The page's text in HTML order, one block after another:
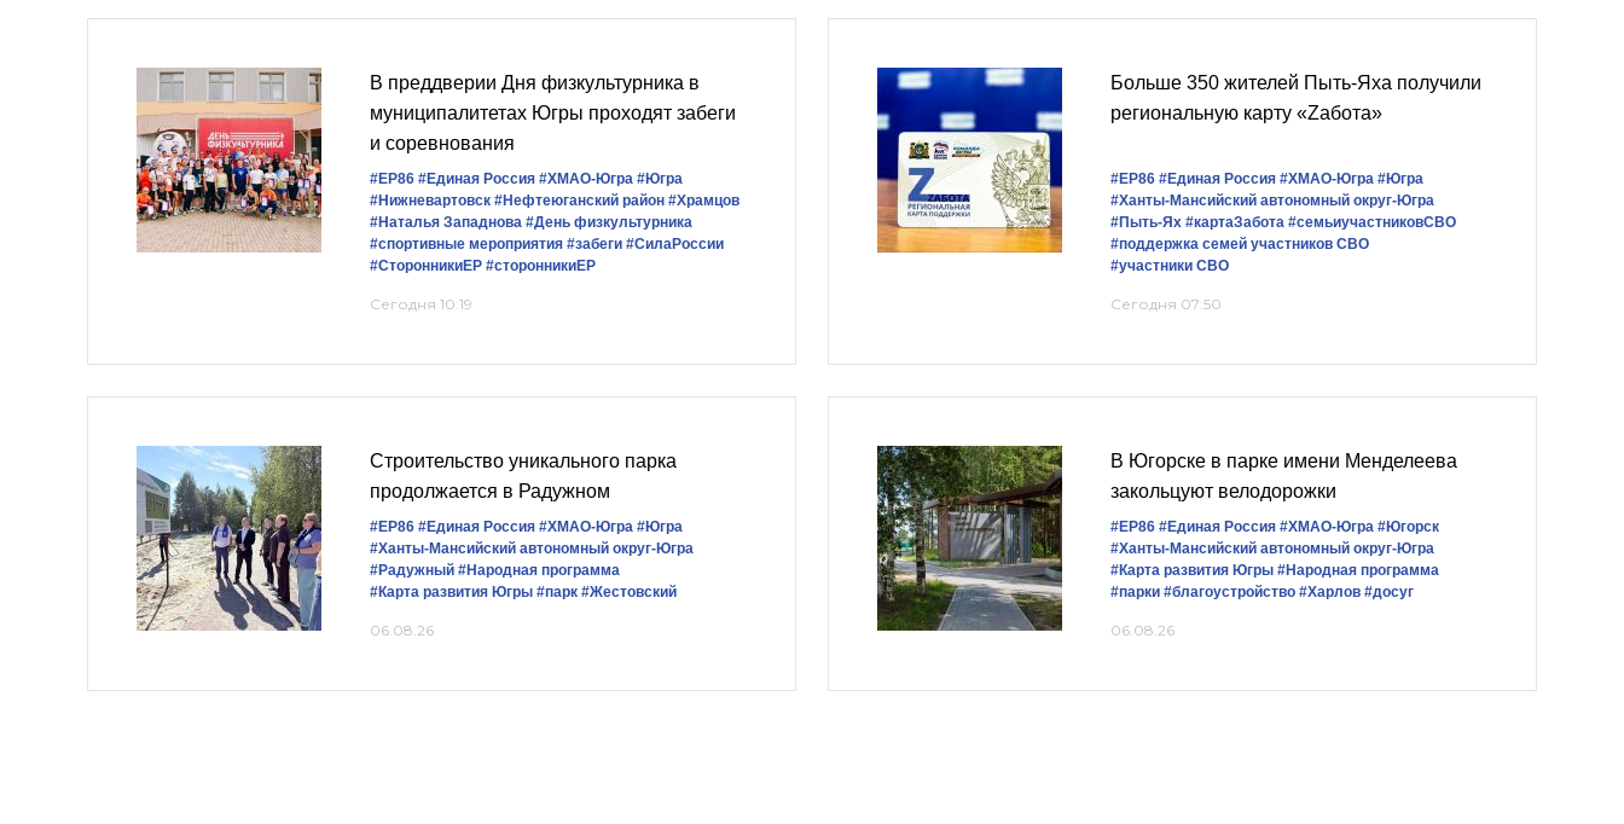
В преддверии Дня физкультурника в
муниципалитетах Югры проходят забеги
и соревнования
#ЕР86 #Единая Россия #ХМАО-Югра #Югра
#Нижневартовск #Нефтеюганский район #Храмцов
#Наталья Западнова #День физкультурника
#спортивные мероприятия #забеги #СилаРоссии
#СторонникиЕР #сторонникиЕР
Сегодня 10:19
Больше 350 жителей Пыть-Яха получили
региональную карту «Zабота»
#ЕР86 #Единая Россия #ХМАО-Югра #Югра
#Ханты-Мансийский автономный округ-Югра
#Пыть-Ях #картаЗабота #семьиучастниковСВО
#поддержка семей участников СВО
#участники СВО
Сегодня 07:50
Строительство уникального парка
продолжается в Радужном
#ЕР86 #Единая Россия #ХМАО-Югра #Югра
#Ханты-Мансийский автономный округ-Югра
#Радужный #Народная программа
#Карта развития Югры #парк #Жестовский
06.08.26
В Югорске в парке имени Менделеева
закольцуют велодорожки
#ЕР86 #Единая Россия #ХМАО-Югра #Югорск
#Ханты-Мансийский автономный округ-Югра
#Карта развития Югры #Народная программа
#парки #благоустройство #Харлов #досуг
06.08.26